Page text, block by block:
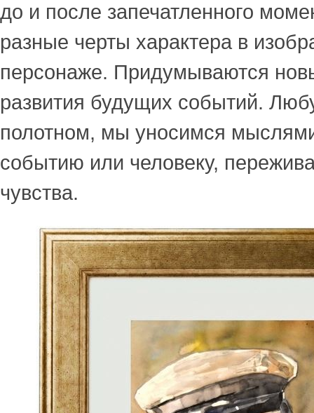
до и после запечатленного
разные черты характера в
персонаже. Придумываются
развития будущих событий.
полотном, мы уносимся
событию или человеку,
чувства.